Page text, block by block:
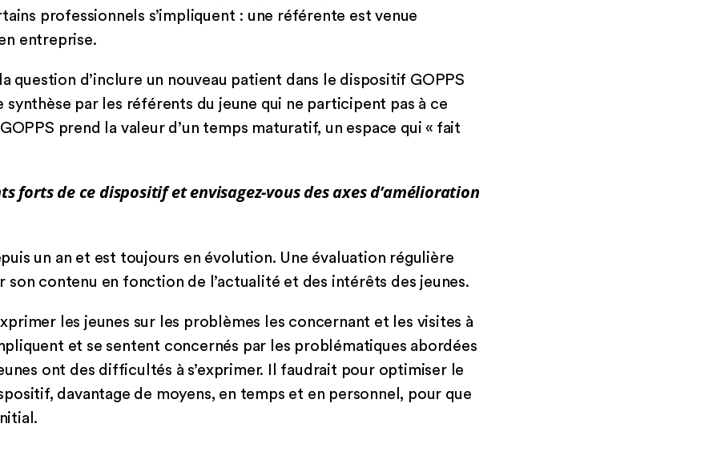
professionnels s’impliquent : une référente est venue
entreprise.
question d’inclure un nouveau patient dans le dispositif GOPPS
synthèse par les référents du jeune qui ne participent pas à ce
prend la valeur d’un temps maturatif, un espace qui « fait
forts de ce dispositif et envisagez-vous des axes d’amélioration
un an et est toujours en évolution. Une évaluation régulière
son contenu en fonction de l’actualité et des intérêts des jeunes.
les jeunes sur les problèmes les concernant et les visites à
et se sentent concernés par les problématiques abordées
ont des difficultés à s’exprimer. Il faudrait pour optimiser le
davantage de moyens, en temps et en personnel, pour que